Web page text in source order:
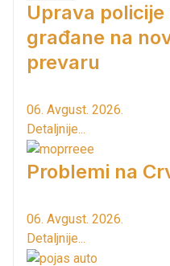
Uprava
građane na
prevaru
06. Avgust. 2026.
Detaljnije...
Problemi na
06. Avgust. 2026.
Detaljnije...